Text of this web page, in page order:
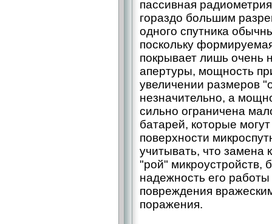
пассивная
гораздо большим
одного спутника
поскольку
покрывает лишь очень
апертуры, мощность
увеличении размеров
незначительно, а
сильно ограничена
батарей, которые
поверхности
учитывать, что замена
"рой" микроустройств,
надежность его
повреждения
поражения.